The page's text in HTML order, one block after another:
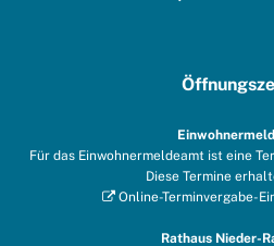
Für das Einwohnermeldeamt ist eine
Diese Termine
Online-Terminvergabe-
Rathaus Nieder-